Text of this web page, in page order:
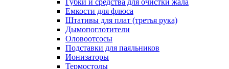
Емкости для флюса
Штативы для плат (третья рука)
Дымопоглотители
Оловоотсосы
Подставки для паяльников
Ионизаторы
Термостолы